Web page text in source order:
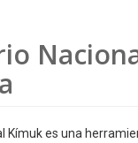
Kímuk es una